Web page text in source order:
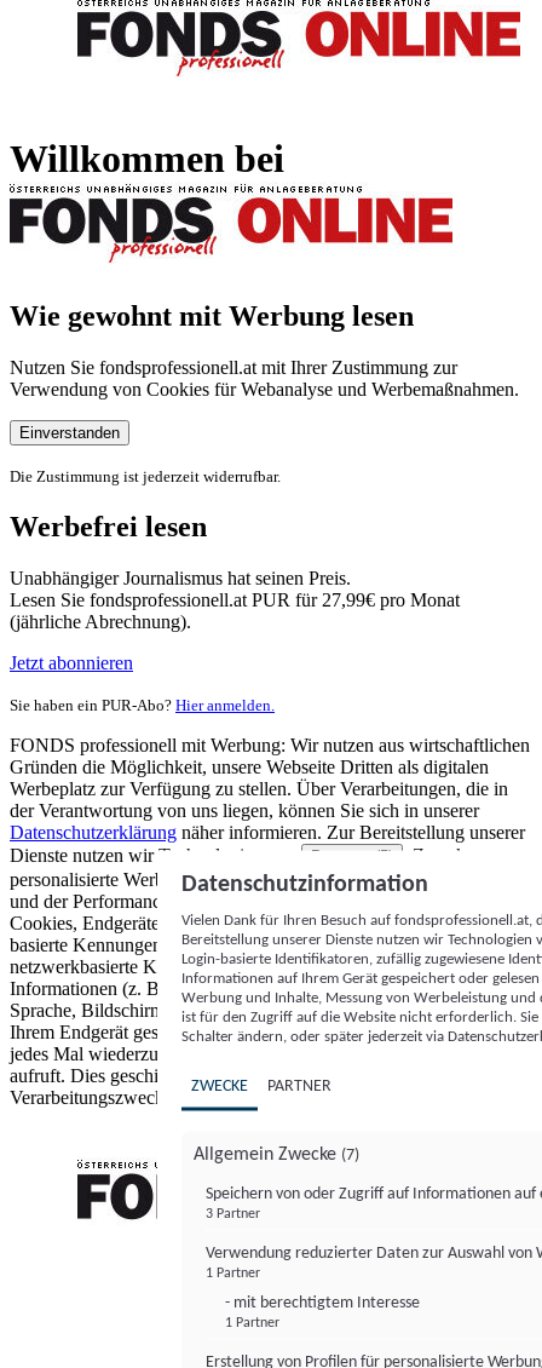
Willkommen bei
Wie gewohnt mit Werbung lesen
Nutzen Sie fondsprofessionell.at mit Ihrer Zustimmung zur
Verwendung von Cookies für Webanalyse und Werbemaßnahmen.
Einverstanden
Die Zustimmung ist jederzeit widerrufbar.
Werbefrei lesen
Unabhängiger Journalismus hat seinen Preis.
Lesen Sie fondsprofessionell.at PUR für 27,99€ pro Monat
(jährliche Abrechnung).
Jetzt abonnieren
Sie haben ein PUR-Abo? Hier anmelden.
FONDS professionell mit Werbung: Wir nutzen aus wirtschaftlichen
Gründen die Möglichkeit, unsere Webseite Dritten als digitalen
Werbeplatz zur Verfügung zu stellen. Über Verarbeitungen, die in
der Verantwortung von uns liegen, können Sie sich in unserer
Datenschutzerklärung näher informieren. Zur Bereitstellung unserer
Dienste nutzen wir Technologien von
Partnern (5)
. Zwecke:
personalisierte Werbung und Inhalte, Messung von Werbeleistung
und der Performance von Inhalten sowie Zielgruppenforschung.
Cookies, Endgeräte- oder ähnliche Online-Kennungen (z. B. login-
basierte Kennungen, zufällig generierte Kennungen,
netzwerkbasierte Kennungen) können zusammen mit anderen
Informationen (z. B. Browsertyp und Browserinformationen,
Sprache, Bildschirmgröße, unterstützte Technologien usw.) auf
Ihrem Endgerät gespeichert oder von dort ausgelesen werden, um es
jedes Mal wiederzuerkennen, wenn es eine App oder einer Webseite
aufruft. Dies geschieht für einen oder mehrere der hier aufgeführten
Verarbeitungszwecke.
Datenschutzinformation
Vielen Dank für Ihren Besuch auf
Bereitstellung unserer Dienste nutzen wir Technologien
Login-basierte Identifikatoren, zufällig zugewiesene
Informationen auf Ihrem Gerät gespeichert oder
Werbung und Inhalte, Messung von Werbeleistung
ist für den Zugriff auf die Website nicht erforderlich.
Schalter ändern, oder später jederzeit via
ZWECKE PARTNER
Allgemein Zwecke (7)
Speichern von oder Zugriff auf Informationen auf
3 Partner
Verwendung reduzierter Daten zur Auswahl von
1 Partner
- mit berechtigtem Interesse
1 Partner
Erstellung von Profilen für personalisierte
FONDS professionell